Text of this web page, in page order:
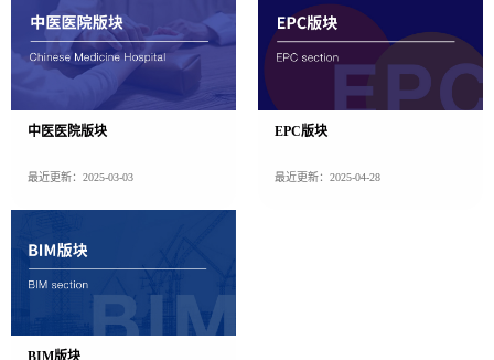
中医医院版块
最近更新：2025-03-03
EPC版块
最近更新：2025-04-28